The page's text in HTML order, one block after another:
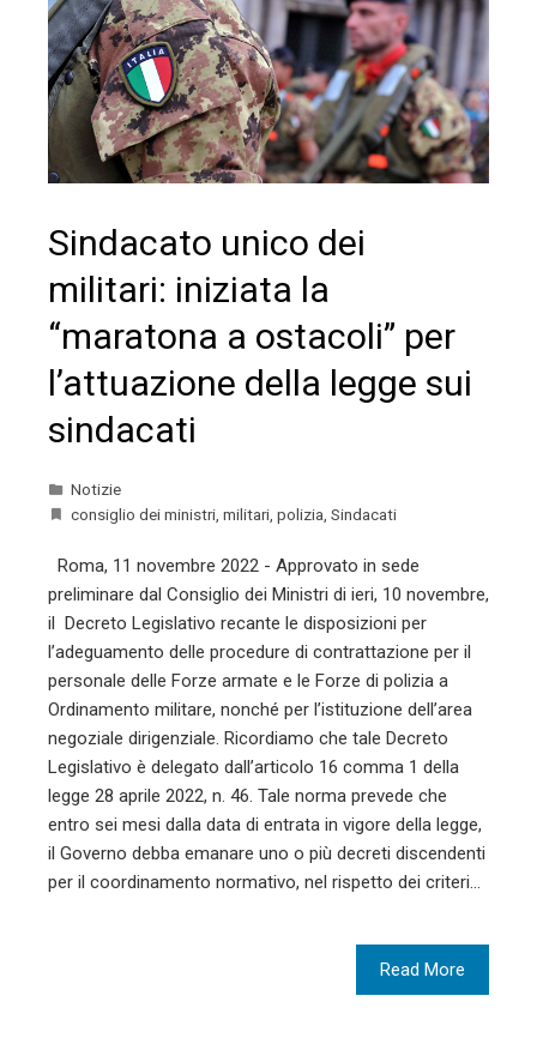
Sindacato unico dei
militari: iniziata la
“maratona a ostacoli” per
l’attuazione della legge sui
sindacati
Notizie
consiglio dei ministri, militari, polizia, Sindacati
Roma, 11 novembre 2022 - Approvato in sede
preliminare dal Consiglio dei Ministri di ieri, 10 novembre,
il Decreto Legislativo recante le disposizioni per
l’adeguamento delle procedure di contrattazione per il
personale delle Forze armate e le Forze di polizia a
Ordinamento militare, nonché per l’istituzione dell’area
negoziale dirigenziale. Ricordiamo che tale Decreto
Legislativo è delegato dall’articolo 16 comma 1 della
legge 28 aprile 2022, n. 46. Tale norma prevede che
entro sei mesi dalla data di entrata in vigore della legge,
il Governo debba emanare uno o più decreti discendenti
per il coordinamento normativo, nel rispetto dei criteri…
Read More